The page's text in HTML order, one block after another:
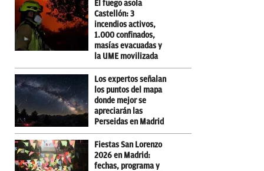
El fuego asola
Castellón: 3
incendios activos,
1.000 confinados,
masías evacuadas y
la UME movilizada
Los expertos señalan
los puntos del mapa
donde mejor se
apreciarán las
Perseidas en Madrid
Fiestas San Lorenzo
2026 en Madrid:
fechas, programa y